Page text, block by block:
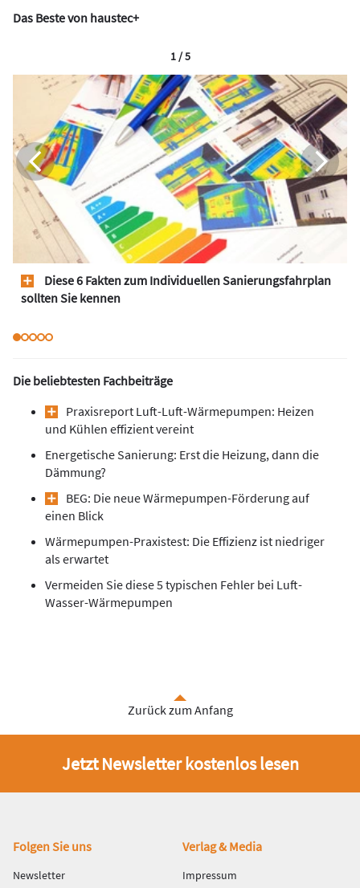
Das Beste von haustec+
Diese 6 Fakten zum Individuellen Sanierungsfahrplan
sollten Sie kennen
1 / 5
Die beliebtesten Fachbeiträge
Praxisreport Luft-Luft-Wärmepumpen: Heizen
und Kühlen effizient vereint
Energetische Sanierung: Erst die Heizung, dann die
Dämmung?
BEG: Die neue Wärmepumpen-Förderung auf
einen Blick
Wärmepumpen-Praxistest: Die Effizienz ist niedriger
als erwartet
Vermeiden Sie diese 5 typischen Fehler bei Luft-
Wasser-Wärmepumpen
Zurück zum Anfang
Jetzt Newsletter kostenlos lesen
Fußbereich
Folgen Sie uns
Newsletter
Verlag & Media
Impressum